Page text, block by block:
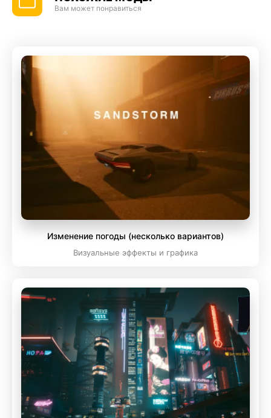
Вам может понравиться
Изменение погоды (несколько вариантов)
Визуальные эффекты и графика